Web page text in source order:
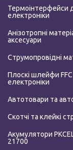
Термоінтерфейси
електроніки
Анізотропні
аксесуари
Струмопровідні
Плоскі шлейфи
електроніки
Автотовари та
Скотчі та клейкі
Акумулятори
21700